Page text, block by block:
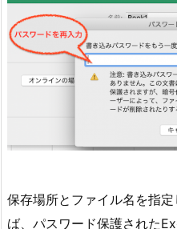
保存場所とファイル名を指
ば、パスワード保護された